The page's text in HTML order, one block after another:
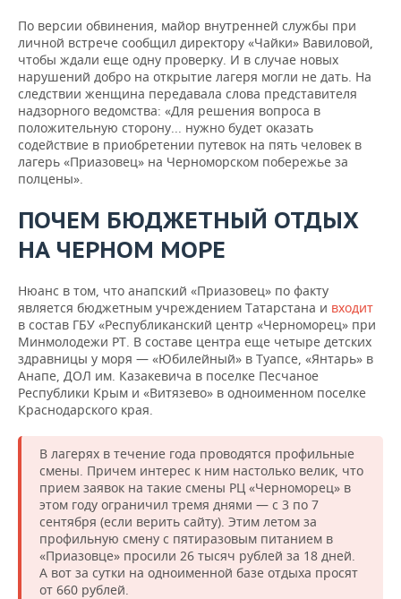
По версии обвинения, майор внутренней службы при
личной встрече сообщил директору «Чайки» Вавиловой,
чтобы ждали еще одну проверку. И в случае новых
нарушений добро на открытие лагеря могли не дать. На
следствии женщина передавала слова представителя
надзорного ведомства: «Для решения вопроса в
положительную сторону... нужно будет оказать
содействие в приобретении путевок на пять человек в
лагерь «Приазовец» на Черноморском побережье за
полцены».
ПОЧЕМ БЮДЖЕТНЫЙ ОТДЫХ
НА ЧЕРНОМ МОРЕ
Нюанс в том, что анапский «Приазовец» по факту
является бюджетным учреждением Татарстана и входит
в состав ГБУ «Республиканский центр «Черноморец» при
Минмолодежи РТ. В составе центра еще четыре детских
здравницы у моря — «Юбилейный» в Туапсе, «Янтарь» в
Анапе, ДОЛ им. Казакевича в поселке Песчаное
Республики Крым и «Витязево» в одноименном поселке
Краснодарского края.
В лагерях в течение года проводятся профильные
смены. Причем интерес к ним настолько велик, что
прием заявок на такие смены РЦ «Черноморец» в
этом году ограничил тремя днями — с 3 по 7
сентября (если верить сайту). Этим летом за
профильную смену с пятиразовым питанием в
«Приазовце» просили 26 тысяч рублей за 18 дней.
А вот за сутки на одноименной базе отдыха просят
от 660 рублей.